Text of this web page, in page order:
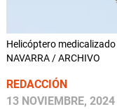
Helicóptero medicalizado
NAVARRA / ARCHIVO
REDACCIÓN
13 NOVIEMBRE,